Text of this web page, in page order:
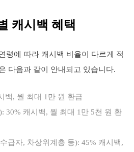
캐시백 혜택
령에 따라 캐시백 비율이 다르게 적
다음과 같이 안내되고 있습니다.
백, 월 최대 1만 원 환급
30% 캐시백, 월 최대 1만 5천 원 환
급자, 차상위계층 등): 45% 캐시백,